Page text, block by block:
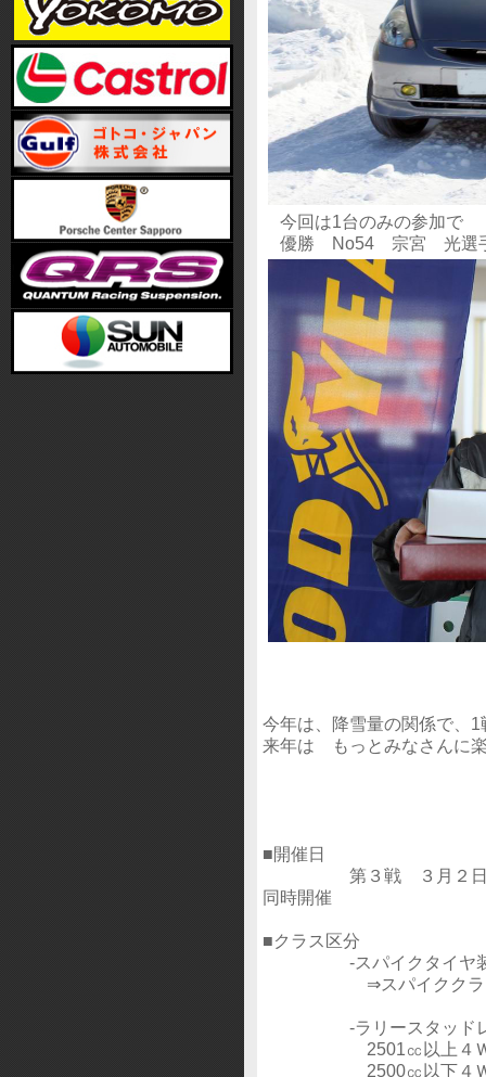
今回は1台のみの参加で
優勝 No54 宗宮 光選手
今年は、降雪量の関係で、
来年は もっとみなさんに
■開催日
第３戦 ３月２日(日)＊
同時開催
■クラス区分
‐スパイクタイヤ装
⇒スパイククラスは
‐ラリースタッドレス
2501㏄以上４Ｗ
2500㏄以下４Ｗ